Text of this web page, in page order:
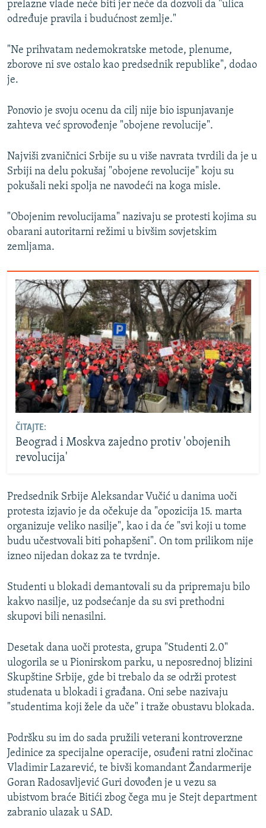
prelazne vlade neće biti jer neće da dozvoli da "ulica
određuje pravila i budućnost zemlje."
"Ne prihvatam nedemokratske metode, plenume,
zborove ni sve ostalo kao predsednik republike", dodao
je.
Ponovio je svoju ocenu da cilj nije bio ispunjavanje
zahteva već sprovođenje "obojene revolucije".
Najviši zvaničnici Srbije su u više navrata tvrdili da je u
Srbiji na delu pokušaj "obojene revolucije" koju su
pokušali neki spolja ne navodeći na koga misle.
"Obojenim revolucijama" nazivaju se protesti kojima su
obarani autoritarni režimi u bivšim sovjetskim
zemljama.
ČITAJTE:
Beograd i Moskva zajedno protiv 'obojenih
revolucija'
Predsednik Srbije Aleksandar Vučić u danima uoči
protesta izjavio je da očekuje da "opozicija 15. marta
organizuje veliko nasilje", kao i da će "svi koji u tome
budu učestvovali biti pohapšeni". On tom prilikom nije
izneo nijedan dokaz za te tvrdnje.
Studenti u blokadi demantovali su da pripremaju bilo
kakvo nasilje, uz podsećanje da su svi prethodni
skupovi bili nenasilni.
Desetak dana uoči protesta, grupa "Studenti 2.0"
ulogorila se u Pionirskom parku, u neposrednoj blizini
Skupštine Srbije, gde bi trebalo da se održi protest
studenata u blokadi i građana. Oni sebe nazivaju
"studentima koji žele da uče" i traže obustavu blokada.
Podršku su im do sada pružili veterani kontroverzne
Jedinice za specijalne operacije, osuđeni ratni zločinac
Vladimir Lazarević, te bivši komandant Žandarmerije
Goran Radosavljević Guri dovođen je u vezu sa
ubistvom braće Bitići zbog čega mu je Stejt department
zabranio ulazak u SAD.